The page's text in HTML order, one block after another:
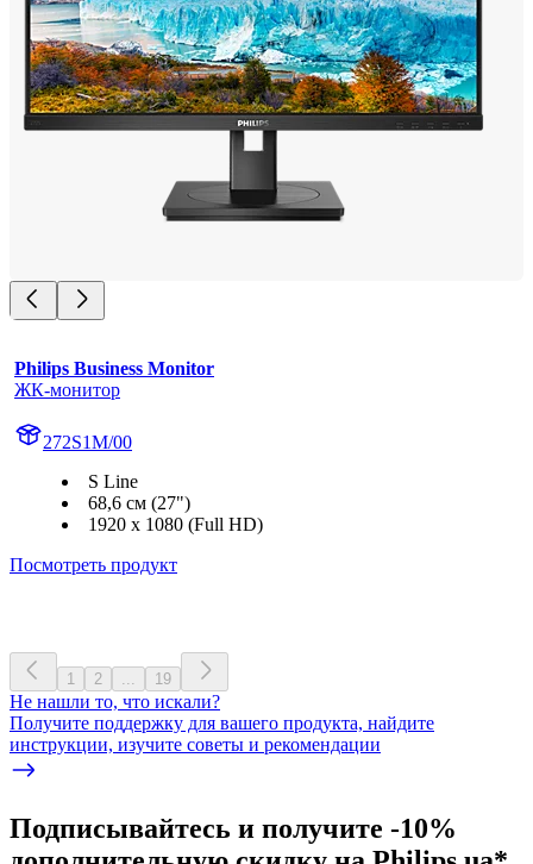
Philips Business Monitor
ЖК-монитор
272S1M/00
S Line
68,6 см (27")
1920 x 1080 (Full HD)
Посмотреть продукт
1 2 19
Не нашли то, что искали?
Получите поддержку для вашего продукта, найдите
инструкции, изучите советы и рекомендации
Подписывайтесь и получите -10%